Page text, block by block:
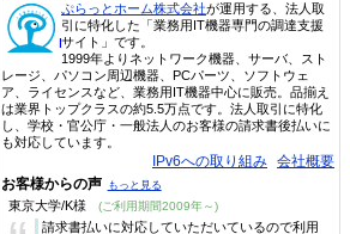
ぷらっとホーム株式会社が運用する、法人取
引に特化した「業務用IT機器専門の調達支援
サイト」です。
1999年よりネットワーク機器、サーバ、スト
レージ、パソコン周辺機器、PCパーツ、ソフトウェ
ア、ライセンスなど、業務用IT機器中心に販売。品揃え
は業界トップクラスの約5.5万点です。法人取引に特化
し、学校・官公庁・一般法人のお客様の請求書後払いに
も対応しています。
IPv6への取り組み 会社概要
お客様からの声 もっと見る
東京大学/K様 (ご利用期間2009年～)
請求書払いに対応していただいているので利用